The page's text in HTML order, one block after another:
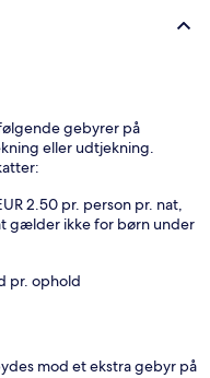
gebyrer på
eller udtjekning.
2.50 pr. person pr. nat,
gælder ikke for børn under
pr. ophold
mod et ekstra gebyr på